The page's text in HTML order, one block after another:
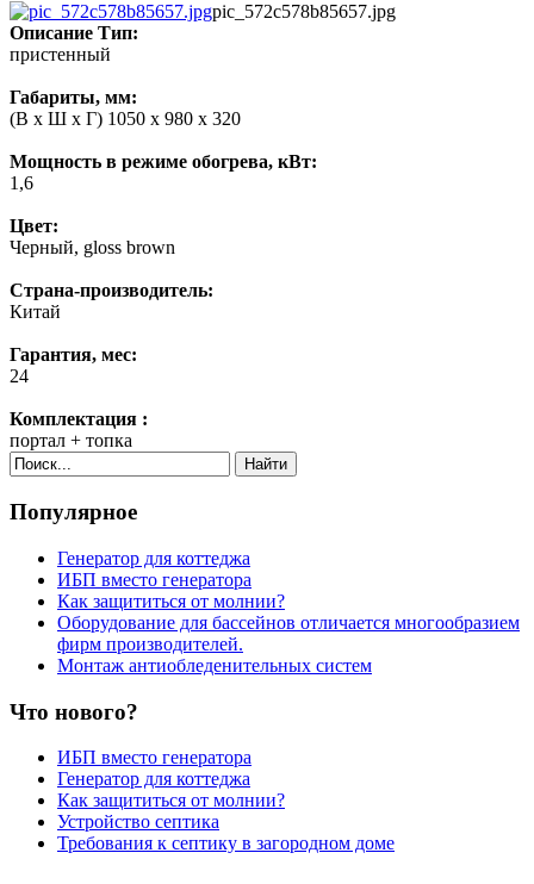
pic_572c578b85657.jpg
Описание Тип:
пристенный
Габариты, мм:
(В х Ш х Г) 1050 x 980 x 320
Мощность в режиме обогрева, кВт:
1,6
Цвет:
Черный, gloss brown
Страна-производитель:
Китай
Гарантия, мес:
24
Комплектация :
портал + топка
Найти
Популярное
Генератор для коттеджа
ИБП вместо генератора
Как защититься от молнии?
Оборудование для бассейнов отличается многообразием
фирм производителей.
Монтаж антиобледенительных систем
Что нового?
ИБП вместо генератора
Генератор для коттеджа
Как защититься от молнии?
Устройство септика
Требования к септику в загородном доме